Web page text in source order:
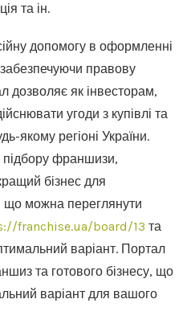
та ін.
допомогу в оформленні
правову
дозволяє як інвесторам,
угоди з купівлі та
якому регіоні України.
підбору франшизи,
бізнес для
що можна переглянути
franchise.ua/board/13 та
варіант. Портал
та готового бізнесу, що
варіант для вашого